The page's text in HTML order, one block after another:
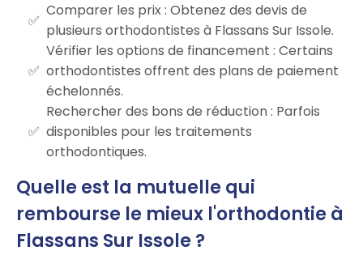
Comparer les prix : Obtenez des devis de
plusieurs orthodontistes à Flassans Sur Issole.
Vérifier les options de financement : Certains
orthodontistes offrent des plans de paiement
échelonnés.
Rechercher des bons de réduction : Parfois
disponibles pour les traitements
orthodontiques.
Quelle est la mutuelle qui
rembourse le mieux l'orthodontie à
Flassans Sur Issole ?